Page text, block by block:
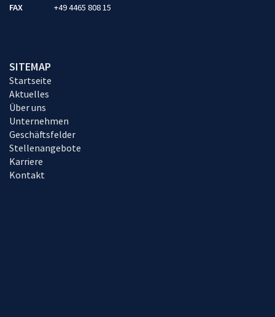
FAX
+49 4465 808 15
SITEMAP
Startseite
Aktuelles
Über uns
Unternehmen
Geschäftsfelder
Stellenangebote
Karriere
Kontakt